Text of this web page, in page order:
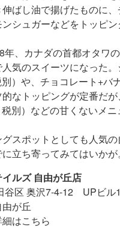
ばし油で揚げたものに
ンシュガーなどをトッピン
年、カナダの首都オタワ
人気のスイーツになった
別）や、チョコレート+バ
なトッピングが定番だ
別）などの甘くないメニ
スポットとしても人気
立ち寄ってみてはいかが。
イルズ 自由が丘店
谷区 奥沢7-4-12 UPビル
が丘
はこちら